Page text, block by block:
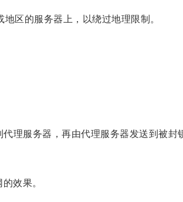
区的服务器上，以绕过地理限制。
服务器，再由代理服务器发送到被封
效果。